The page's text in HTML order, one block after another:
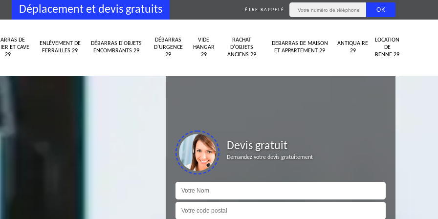
Déplacement et devis gratuits ÊTRE RAPPELÉ
DE
ET CAVE
29
ENLÈVEMENT DE
FERRAILLES 29
DÉBARRAS D'OBJETS
ENCOMBRANTS 29
DÉBARRAS
D'URGENCE
29
VIDE
HANGAR
29
RACHAT
D'OBJETS
ANCIENS 29
DEBARRAS DE MAISON
ET APPARTEMENT 29
ANTIQUAIRE
29
LOCATION
DE
BENNE 29
Devis gratuit
Demandez votre devis gratuitement